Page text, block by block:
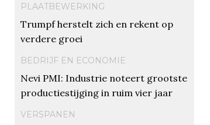
PLAATBEWERKING
Trumpf herstelt zich en rekent op
verdere groei
BEDRIJF EN ECONOMIE
Nevi PMI: Industrie noteert grootste
productiestijging in ruim vier jaar
VERSPANEN